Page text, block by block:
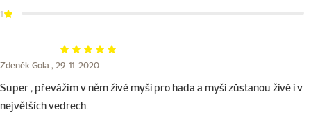
1
Hodnocení 100%
Zdeněk Gola , 29. 11. 2020
Super , převážím v něm živé myši pro hada a myši zůstanou živé i v
největších vedrech.